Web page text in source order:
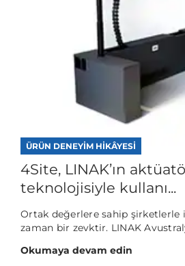
ÜRÜN DENEYIM HIKÂYESI
4Site, LINAK’ın
teknolojisiyle kullanı...
Ortak değerlere sahip şirketlerle
zaman bir zevktir. LINAK
Okumaya devam edin